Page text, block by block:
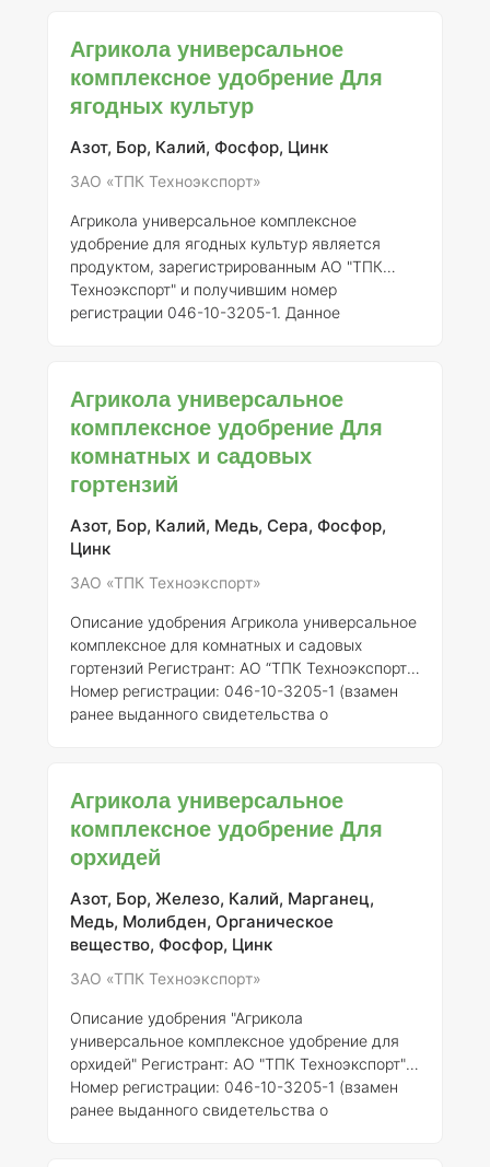
тех, которые выращиваются в условиях
ограниченного пространства, таких как
балконные и контейнерные растения. ###
Описание Агрикола представляет собой
сбалансированное комплексное удобрение,
микроэлементы, необходимые для
Агрикола универсальное
комплексное удобрение Для
ягодных культур
Азот, Бор, Калий, Фосфор, Цинк
ЗАО «ТПК Техноэкспорт»
Агрикола универсальное комплексное
удобрение для ягодных культур является
продуктом, зарегистрированным АО "ТПК
Техноэкспорт" и получившим номер
регистрации 046-10-3205-1. Данное
веществами. ### Описание и состав Агрикола
представляет собой комплексное
минеральное удобрение, содержащее
основные макро- и микроэлементы,
необходимые для нормального развития
ягодных культур. Состав удобрения включает:
-Азот (N)
Агрикола универсальное
комплексное удобрение Для
комнатных и садовых
гортензий
Азот, Бор, Калий, Медь, Сера, Фосфор,
Цинк
ЗАО «ТПК Техноэкспорт»
Описание удобрения Агрикола универсальное
комплексное для комнатных и садовых
гортензий Регистрант: АО “ТПК Техноэкспорт”
Номер регистрации: 046-10-3205-1 (взамен
ранее выданного свидетельства о
специально разработано для улучшения роста
и цветения гортензий, как комнатных, так и
садовых. Данное удобрение содержит
сбалансированный набор макро- и
микроэлементов, которые способствуют
усилению фотосинтетических процес
Агрикола универсальное
комплексное удобрение Для
орхидей
Азот, Бор, Железо, Калий, Марганец,
Медь, Молибден, Органическое
вещество, Фосфор, Цинк
ЗАО «ТПК Техноэкспорт»
Описание удобрения "Агрикола
универсальное комплексное удобрение для
орхидей" Регистрант: АО "ТПК Техноэкспорт"
Номер регистрации: 046-10-3205-1 (взамен
ранее выданного свидетельства о